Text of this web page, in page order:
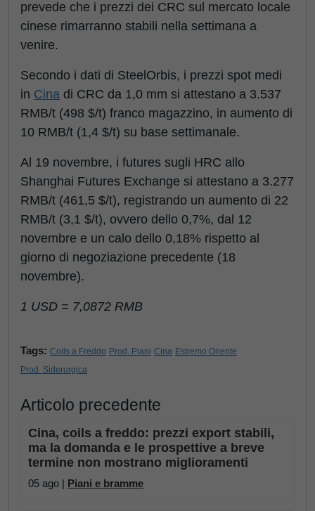
prevede che i prezzi dei CRC sul mercato locale
cinese rimarranno stabili nella settimana a
venire.
Secondo i dati di SteelOrbis, i prezzi spot medi
in Cina di CRC da 1,0 mm si attestano a 3.537
RMB/t (498 $/t) franco magazzino, in aumento di
10 RMB/t (1,4 $/t) su base settimanale.
Al 19 novembre, i futures sugli HRC allo
Shanghai Futures Exchange si attestano a 3.277
RMB/t (461,5 $/t), registrando un aumento di 22
RMB/t (3,1 $/t), ovvero dello 0,7%, dal 12
novembre e un calo dello 0,18% rispetto al
giorno di negoziazione precedente (18
novembre).
1 USD = 7,0872 RMB
Tags: Coils a Freddo Prod. Piani Cina Estremo Oriente
Prod. Siderurgica
Articolo precedente
Cina, coils a freddo: prezzi export stabili,
ma la domanda e le prospettive a breve
termine non mostrano miglioramenti
05 ago | Piani e bramme